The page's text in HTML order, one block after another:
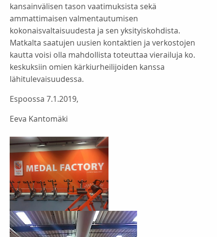
kansainvälisen tason vaatimuksista sekä
ammattimaisen valmentautumisen
kokonaisvaltaisuudesta ja sen yksityiskohdista.
Matkalta saatujen uusien kontaktien ja verkostojen
kautta voisi olla mahdollista toteuttaa vierailuja ko.
keskuksiin omien kärkiurheilijoiden kanssa
lähitulevaisuudessa.
Espoossa 7.1.2019,
Eeva Kantomäki